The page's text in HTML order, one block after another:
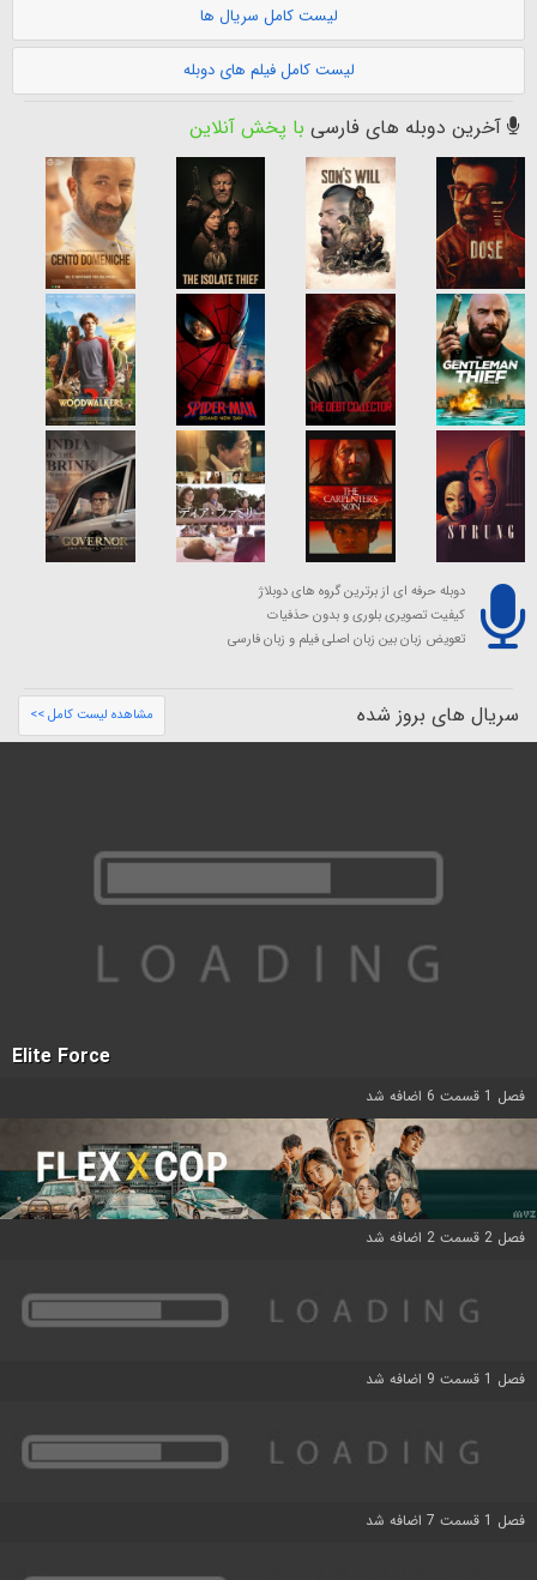
لیست کامل سریال ها
لیست کامل فیلم های دوبله
آخرین دوبله های فارسی با پخش آنلاین
دوبله حرفه ای از برترین گروه های دوبلاژ
کیفیت تصویری بلوری و بدون حذفیات
تعویض زبان بین زبان اصلی فیلم و زبان فارسی
سریال های بروز شده مشاهده لیست کامل >>
Elite Force
فصل 1 قسمت 6 اضافه شد
فصل 2 قسمت 2 اضافه شد
فصل 1 قسمت 9 اضافه شد
فصل 1 قسمت 7 اضافه شد